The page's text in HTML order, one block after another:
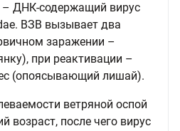
– ДНК-содержащий вирус
ВЗВ вызывает два
заражении –
при реактивации –
(опоясывающий лишай).
ветряной оспой
возраст, после чего вирус